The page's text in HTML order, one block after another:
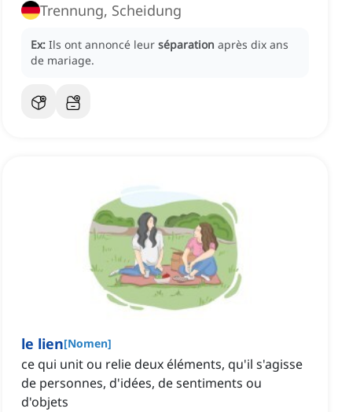
Trennung, Scheidung
Ex: Ils ont annoncé leur séparation après dix ans
de mariage.
le lien[Nomen]
ce qui unit ou relie deux éléments, qu'il s'agisse
de personnes, d'idées, de sentiments ou
d'objets